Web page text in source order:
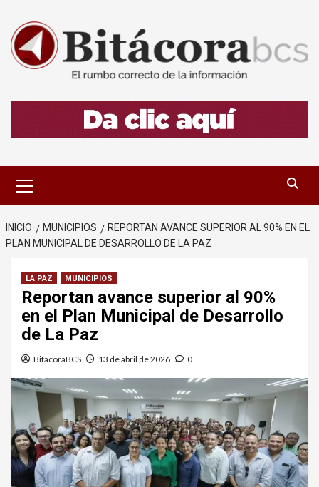
contenido
primario
INICIO MUNICIPIOS
REPORTAN AVANCE SUPERIOR AL 90% EN EL
PLAN MUNICIPAL DE DESARROLLO DE LA PAZ
LA PAZ MUNICIPIOS
Reportan avance superior al 90%
en el Plan Municipal de Desarrollo
de La Paz
BitacoraBCS 13 de abril de 2026 0